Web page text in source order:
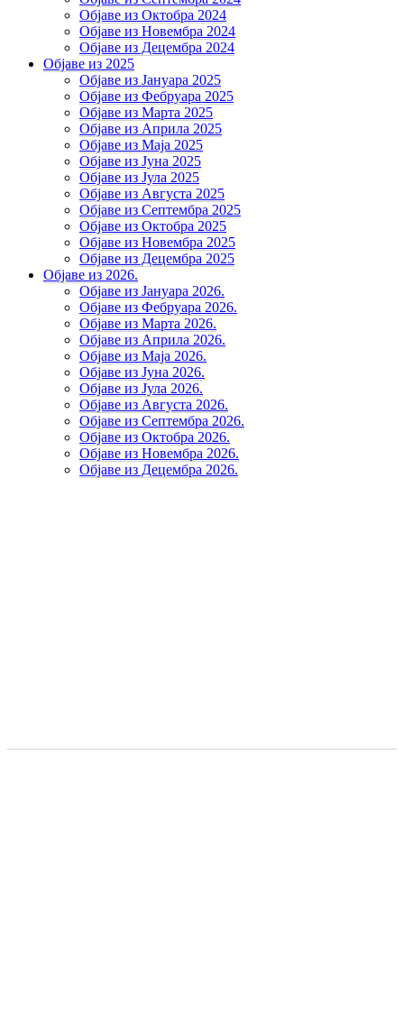
Објаве из Октобра 2024
Објаве из Новембра 2024
Објаве из Децембра 2024
Објаве из 2025
Објаве из Јануара 2025
Објаве из Фебруара 2025
Објаве из Марта 2025
Објаве из Априла 2025
Објаве из Маја 2025
Објаве из Јуна 2025
Објаве из Јула 2025
Објаве из Августа 2025
Објаве из Септембра 2025
Објаве из Октобра 2025
Објаве из Новембра 2025
Објаве из Децембра 2025
Објаве из 2026.
Објаве из Јануара 2026.
Објаве из Фебруара 2026.
Објаве из Марта 2026.
Објаве из Априла 2026.
Објаве из Маја 2026.
Објаве из Јуна 2026.
Објаве из Јула 2026.
Објаве из Августа 2026.
Објаве из Септембра 2026.
Објаве из Октобра 2026.
Објаве из Новембра 2026.
Објаве из Децембра 2026.